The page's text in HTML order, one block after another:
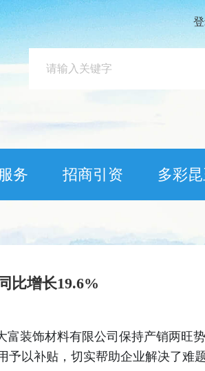
务 招商引资 多彩昆
比增长19.6%
装饰材料有限公司保持产销两旺
以补贴，切实帮助企业解决了难题